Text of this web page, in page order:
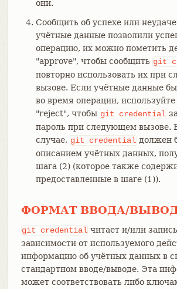
они.
Сообщить об успехе или
учётные данные позволили
операцию, их можно пометить
"approve", чтобы сообщить git
повторно использовать их при
вызове. Если учётные данные
во время операции, используйте
"reject", чтобы git credential
пароль при следующем вызове.
случае, git credential должен
описанием учётных данных,
шага (2) (которое также
предоставленные в шаге (1)).
ФОРМАТ ВВОДА/
git credential читает и/или
зависимости от используемого
информацию об учётных данных в
стандартном вводе/выводе. Эта
может соответствовать либо